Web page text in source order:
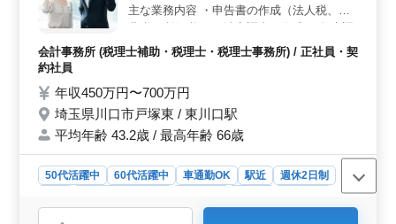
主な業務内容 ・申告書の作成（法人税、消
整 ・個人確定申告書の作成 ・顧問先の巡回
場あり。 ＊残業・確定申告時期の土曜日出
勤等はありません。 これまでのご経験を更
に活かしてキャリアアップを目指しません
か？
会計事務所 (税理士補助・税理士・税理士事務所) / 正社員・契
約社員
年収450万円〜700万円
埼玉県川口市戸塚東 / 東川口駅
平均年齢 43.2歳 / 最高年齢 66歳
50代活躍中 60代活躍中 車通勤OK 駅近
週休2日制